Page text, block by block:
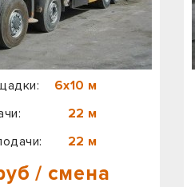
6х10 м
22 м
22 м
/ смена